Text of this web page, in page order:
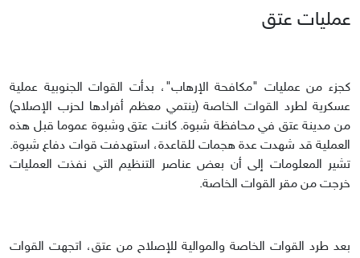
عمليات عتق
كجزء من عمليات "مكافحة الإرهاب"، بدأت القوات الجنوبية عملية
عسكرية لطرد القوات الخاصة (ينتمي معظم أفرادها لحزب الإصلاح)
من مدينة عتق في محافظة شبوة. كانت عتق وشبوة عموما قبل هذه
العملية قد شهدت عدة هجمات للقاعدة، استهدفت قوات دفاع شبوة.
تشير المعلومات إلى أن بعض عناصر التنظيم التي نفذت العمليات
خرجت من مقر القوات الخاصة.
بعد طرد القوات الخاصة والموالية للإصلاح من عتق، اتجهت القوات